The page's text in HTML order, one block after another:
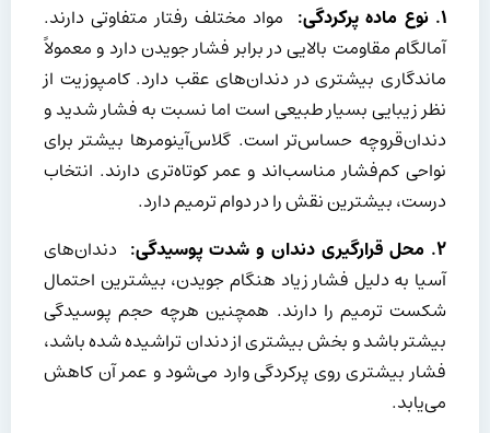
۱. نوع ماده پرکردگی: مواد مختلف رفتار متفاوتی دارند.
آمالگام مقاومت بالایی در برابر فشار جویدن دارد و معمولاً
ماندگاری بیشتری در دندان‌های عقب دارد. کامپوزیت از
نظر زیبایی بسیار طبیعی است اما نسبت به فشار شدید و
دندان‌قروچه حساس‌تر است. گلاس‌آینومرها بیشتر برای
نواحی کم‌فشار مناسب‌اند و عمر کوتاه‌تری دارند. انتخاب
درست، بیشترین نقش را در دوام ترمیم دارد.
۲. محل قرارگیری دندان و شدت پوسیدگی: دندان‌های
آسیا به دلیل فشار زیاد هنگام جویدن، بیشترین احتمال
شکست ترمیم را دارند. همچنین هرچه حجم پوسیدگی
بیشتر باشد و بخش بیشتری از دندان تراشیده شده باشد،
فشار بیشتری روی پرکردگی وارد می‌شود و عمر آن کاهش
می‌یابد.